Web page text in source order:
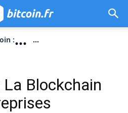
:... ...
Blockchain